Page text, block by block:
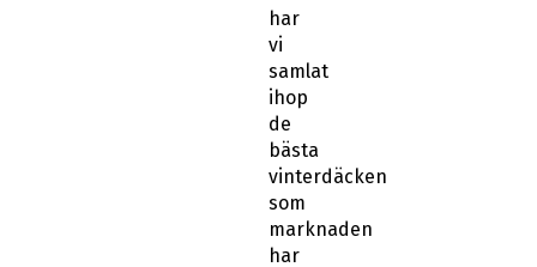
har
vi
samlat
ihop
de
bästa
vinterdäcken
som
marknaden
har